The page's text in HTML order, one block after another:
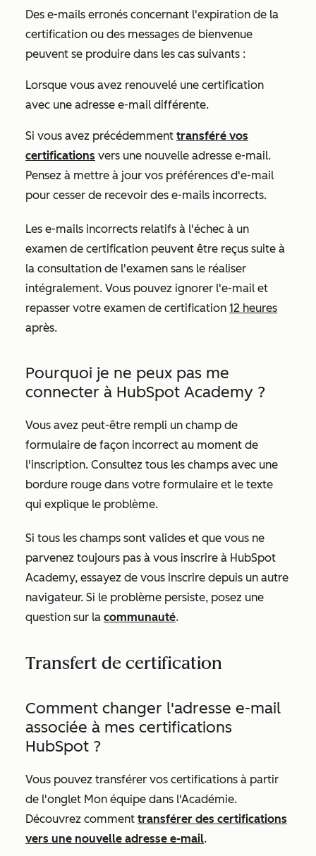
Des e-mails erronés concernant l'expiration de la
certification ou des messages de bienvenue
peuvent se produire dans les cas suivants :
Lorsque vous avez renouvelé une certification
avec une adresse e-mail différente.
Si vous avez précédemment transféré vos
certifications vers une nouvelle adresse e-mail.
Pensez à mettre à jour vos préférences d'e-mail
pour cesser de recevoir des e-mails incorrects.
Les e-mails incorrects relatifs à l'échec à un
examen de certification peuvent être reçus suite à
la consultation de l'examen sans le réaliser
intégralement. Vous pouvez ignorer l'e-mail et
repasser votre examen de certification 12 heures
après.
Pourquoi je ne peux pas me
connecter à HubSpot Academy ?
Vous avez peut-être rempli un champ de
formulaire de façon incorrect au moment de
l'inscription. Consultez tous les champs avec une
bordure rouge dans votre formulaire et le texte
qui explique le problème.
Si tous les champs sont valides et que vous ne
parvenez toujours pas à vous inscrire à HubSpot
Academy, essayez de vous inscrire depuis un autre
navigateur. Si le problème persiste, posez une
question sur la communauté.
Transfert de certification
Comment changer l'adresse e-mail
associée à mes certifications
HubSpot ?
Vous pouvez transférer vos certifications à partir
de l'onglet Mon équipe dans l'Académie.
Découvrez comment transférer des certifications
vers une nouvelle adresse e-mail.